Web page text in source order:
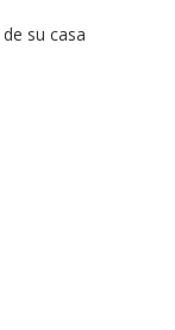
mercancía en caso